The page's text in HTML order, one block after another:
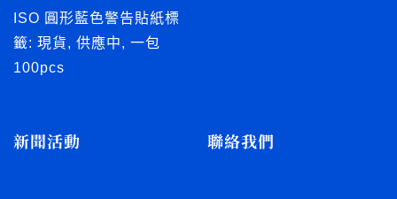
ISO 圓形藍色警告貼紙標
籤: 現貨, 供應中, 一包
100pcs
新聞活動 聯絡我們